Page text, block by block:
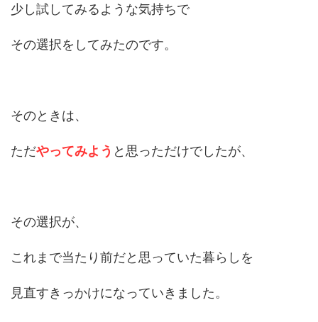
少し試してみるような気持ちで
その選択をしてみたのです。
そのときは、
ただやってみよう と思っただけでしたが、
その選択が、
これまで当たり前だと思っていた暮らしを
見直すきっかけになっていきました。